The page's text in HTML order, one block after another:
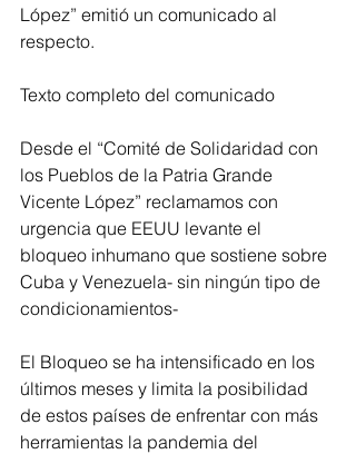
López” emitió un comunicado al
respecto.
Texto completo del comunicado
Desde el “Comité de Solidaridad con
los Pueblos de la Patria Grande
Vicente López” reclamamos con
urgencia que EEUU levante el
bloqueo inhumano que sostiene sobre
Cuba y Venezuela- sin ningún tipo de
condicionamientos-
El Bloqueo se ha intensificado en los
últimos meses y limita la posibilidad
de estos países de enfrentar con más
herramientas la pandemia del